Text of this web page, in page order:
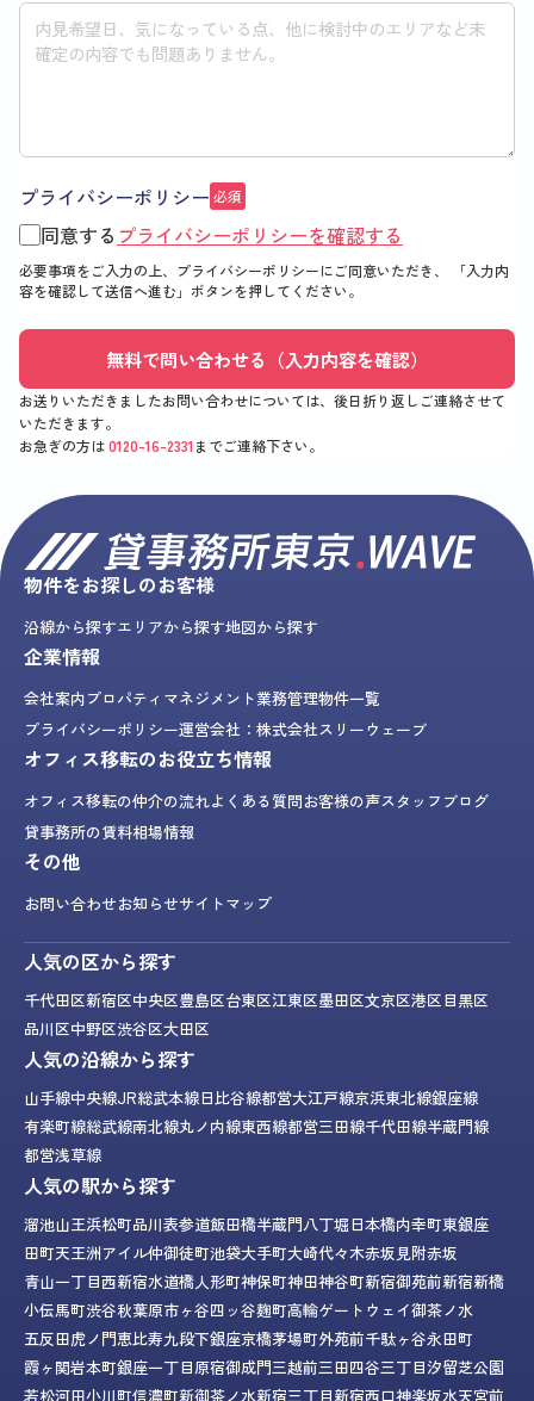
プライバシーポリシー 必須
同意する プライバシーポリシーを確認する
必要事項をご入力の上、プライバシーポリシーにご同意いただき、
「入力内
容を確認して送信へ進む」 ボタンを押してください。
無料で問い合わせる（入力内容を確認）
お送りいただきましたお問い合わせについては、後日折り返しご連絡させて
いただきます。
お急ぎの方は0120-16-2331 までご連絡下さい。
物件をお探しのお客様
沿線から探すエリアから探す地図から探す
企業情報
会社案内プロパティマネジメント業務管理物件一覧
プライバシーポリシー運営会社：株式会社スリーウェーブ
オフィス移転のお役立ち情報
オフィス移転の仲介の流れよくある質問お客様の声スタッフブログ
貸事務所の賃料相場情報
その他
お問い合わせお知らせサイトマップ
人気の区から探す
千代田区新宿区中央区豊島区台東区江東区墨田区文京区港区目黒区
品川区中野区渋谷区大田区
人気の沿線から探す
山手線中央線JR総武本線日比谷線都営大江戸線京浜東北線銀座線
有楽町線総武線南北線丸ノ内線東西線都営三田線千代田線半蔵門線
都営浅草線
人気の駅から探す
溜池山王浜松町品川表参道飯田橋半蔵門八丁堀日本橋内幸町東銀座
田町天王洲アイル仲御徒町池袋大手町大崎代々木赤坂見附赤坂
青山一丁目西新宿水道橋人形町神保町神田神谷町新宿御苑前新宿新橋
小伝馬町渋谷秋葉原市ヶ谷四ッ谷麹町高輪ゲートウェイ御茶ノ水
五反田虎ノ門恵比寿九段下銀座京橋茅場町外苑前千駄ヶ谷永田町
霞ヶ関岩本町銀座一丁目原宿御成門三越前三田四谷三丁目汐留芝公園
若松河田小川町信濃町新御茶ノ水新宿三丁目新宿西口神楽坂水天宮前